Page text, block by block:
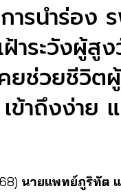
การนำร่อ
าระวังผู้
ยช่วยชีวิต
ข้าถึงง่าย
นายแพทย์ภูริทัต